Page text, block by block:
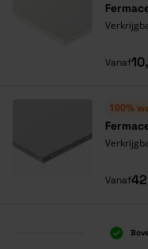
Vanaf
100%
Vanaf